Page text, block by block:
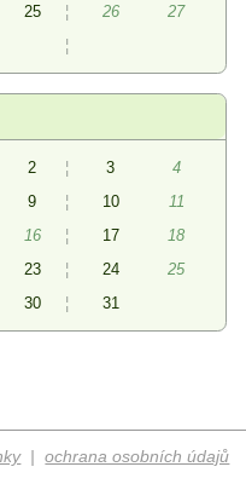
25 ¦ 26
27
¦
2 ¦ 3
4
9 ¦ 10
11
16 ¦ 17
18
23 ¦ 24
25
30 ¦ 31
|ochrana osobních údajů